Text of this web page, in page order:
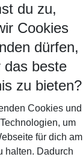
du zu,
Cookies
dürfen,
das beste
zu bieten?
Cookies und
um
für dich am
halten. Dadurch